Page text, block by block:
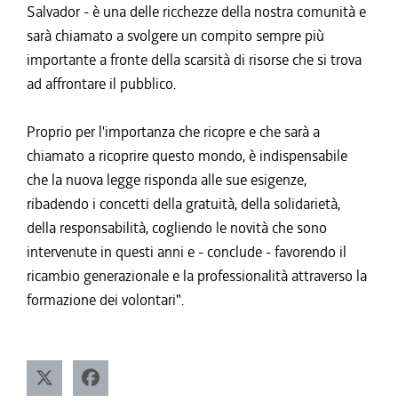
Salvador - è una delle ricchezze della nostra comunità e
sarà chiamato a svolgere un compito sempre più
importante a fronte della scarsità di risorse che si trova
ad affrontare il pubblico.
Proprio per l'importanza che ricopre e che sarà a
chiamato a ricoprire questo mondo, è indispensabile
che la nuova legge risponda alle sue esigenze,
ribadendo i concetti della gratuità, della solidarietà,
della responsabilità, cogliendo le novità che sono
intervenute in questi anni e - conclude - favorendo il
ricambio generazionale e la professionalità attraverso la
formazione dei volontari".